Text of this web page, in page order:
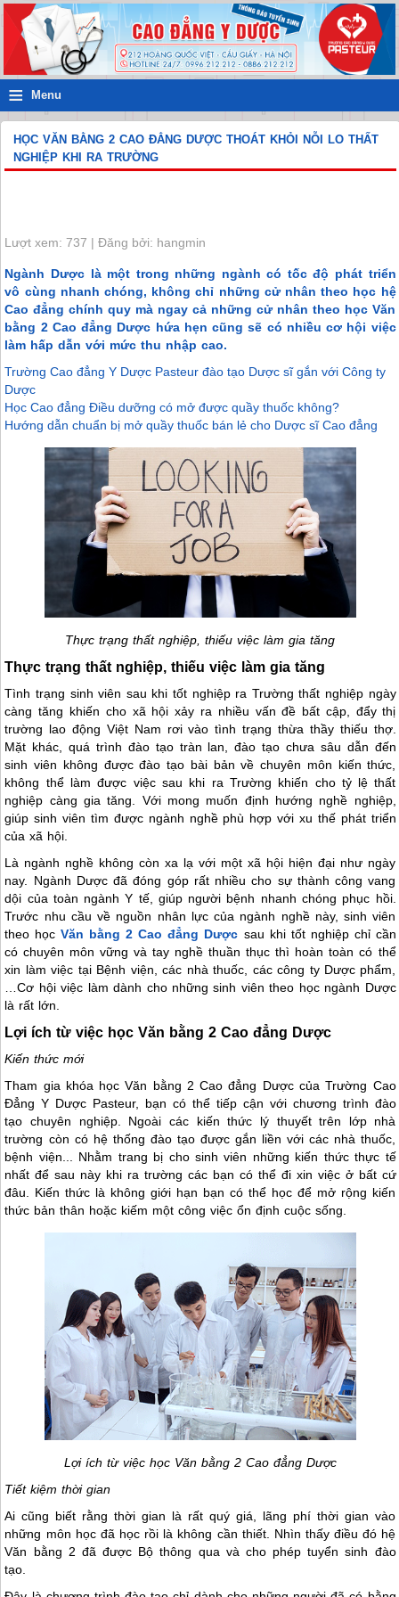
≡ Menu
HỌC VĂN BẰNG 2 CAO ĐẲNG DƯỢC THOÁT KHỎI NỖI LO THẤT
NGHIỆP KHI RA TRƯỜNG
Lượt xem: 737 | Đăng bởi: hangmin
Ngành Dược là một trong những ngành có tốc độ phát triển
vô cùng nhanh chóng, không chỉ những cử nhân theo học hệ
Cao đẳng chính quy mà ngay cả những cử nhân theo học Văn
bằng 2 Cao đẳng Dược hứa hẹn cũng sẽ có nhiều cơ hội việc
làm hấp dẫn với mức thu nhập cao.
Trường Cao đẳng Y Dược Pasteur đào tạo Dược sĩ gắn với Công ty
Dược
Học Cao đẳng Điều dưỡng có mở được quầy thuốc không?
Hướng dẫn chuẩn bị mở quầy thuốc bán lẻ cho Dược sĩ Cao đẳng
Thực trạng thất nghiệp, thiếu việc làm gia tăng
Thực trạng thất nghiệp, thiếu việc làm gia tăng
Tình trạng sinh viên sau khi tốt nghiệp ra Trường thất nghiệp ngày
càng tăng khiến cho xã hội xảy ra nhiều vấn đề bất cập, đẩy thị
trường lao động Việt Nam rơi vào tình trạng thừa thầy thiếu thợ.
Mặt khác, quá trình đào tạo tràn lan, đào tạo chưa sâu dẫn đến
sinh viên không được đào tạo bài bản về chuyên môn kiến thức,
không thể làm được việc sau khi ra Trường khiến cho tỷ lệ thất
nghiệp càng gia tăng. Với mong muốn định hướng nghề nghiệp,
giúp sinh viên tìm được ngành nghề phù hợp với xu thế phát triển
của xã hội.
Là ngành nghề không còn xa lạ với một xã hội hiện đại như ngày
nay. Ngành Dược đã đóng góp rất nhiều cho sự thành công vang
dội của toàn ngành Y tế, giúp người bệnh nhanh chóng phục hồi.
Trước nhu cầu về nguồn nhân lực của ngành nghề này, sinh viên
theo họcVăn bằng 2 Cao đẳng Dược sau khi tốt nghiệp chỉ cần
có chuyên môn vững và tay nghề thuần thục thì hoàn toàn có thể
xin làm việc tại Bệnh viện, các nhà thuốc, các công ty Dược phẩm,
…Cơ hội việc làm dành cho những sinh viên theo học ngành Dược
là rất lớn.
Lợi ích từ việc học Văn bằng 2 Cao đẳng Dược
Kiến thức mới
Tham gia khóa học Văn bằng 2 Cao đẳng Dược của Trường Cao
Đẳng Y Dược Pasteur, bạn có thể tiếp cận với chương trình đào
tạo chuyên nghiệp. Ngoài các kiến thức lý thuyết trên lớp nhà
trường còn có hệ thống đào tạo được gắn liền với các nhà thuốc,
bệnh viện... Nhằm trang bị cho sinh viên những kiến thức thực tế
nhất để sau này khi ra trường các bạn có thể đi xin việc ở bất cứ
đâu. Kiến thức là không giới hạn bạn có thể học để mở rộng kiến
thức bản thân hoặc kiếm một công việc ổn định cuộc sống.
Lợi ích từ việc học Văn bằng 2 Cao đẳng Dược
Tiết kiệm thời gian
Ai cũng biết rằng thời gian là rất quý giá, lãng phí thời gian vào
những môn học đã học rồi là không cần thiết. Nhìn thấy điều đó hệ
Văn bằng 2 đã được Bộ thông qua và cho phép tuyển sinh đào
tạo.